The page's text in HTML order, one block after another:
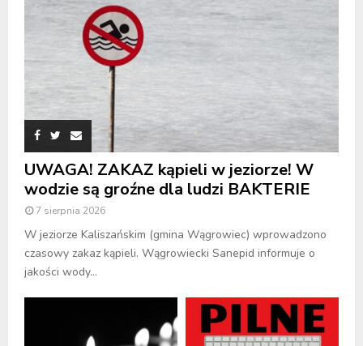
UWAGA! ZAKAZ kąpieli w jeziorze! W
wodzie są groźne dla ludzi BAKTERIE
7 sierpnia 2026
W jeziorze Kaliszańskim (gmina Wągrowiec) wprowadzono
czasowy zakaz kąpieli. Wągrowiecki Sanepid informuje o
jakości wody...